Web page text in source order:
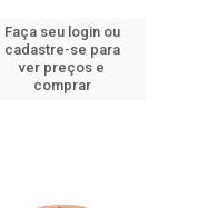
Faça seu login ou
cadastre-se para
ver preços e
comprar